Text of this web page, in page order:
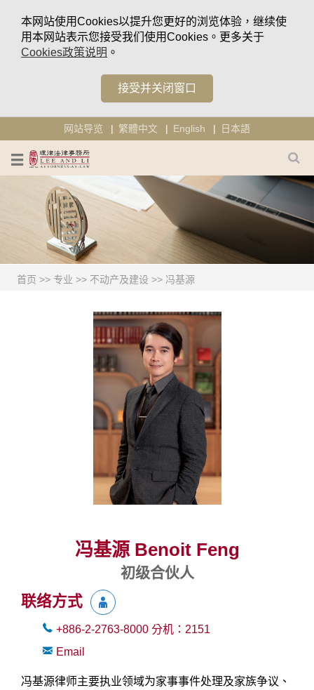
本网站使用Cookies以提升您更好的浏览体验，继续使
用本网站表示您接受我们使用Cookies。更多关于
Cookies政策说明 。
接受并关闭窗口
网站导览 繁體中文 English 日本語
首页 >> 专业 >> 不动产及建设 >> 冯基源
冯基源 Benoit Feng
初级合伙人
联络方式
+886-2-2763-8000 分机： 2151
Email
冯基源律师主要执业领域为家事事件处理及家族争议、